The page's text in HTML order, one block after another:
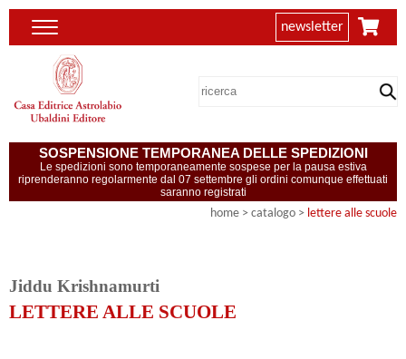
newsletter
SOSPENSIONE TEMPORANEA DELLE SPEDIZIONI
Le spedizioni sono temporaneamente sospese per la pausa estiva
riprenderanno regolarmente dal 07 settembre gli ordini comunque effettuati
saranno registrati
home > catalogo > lettere alle scuole
Jiddu Krishnamurti
LETTERE ALLE SCUOLE